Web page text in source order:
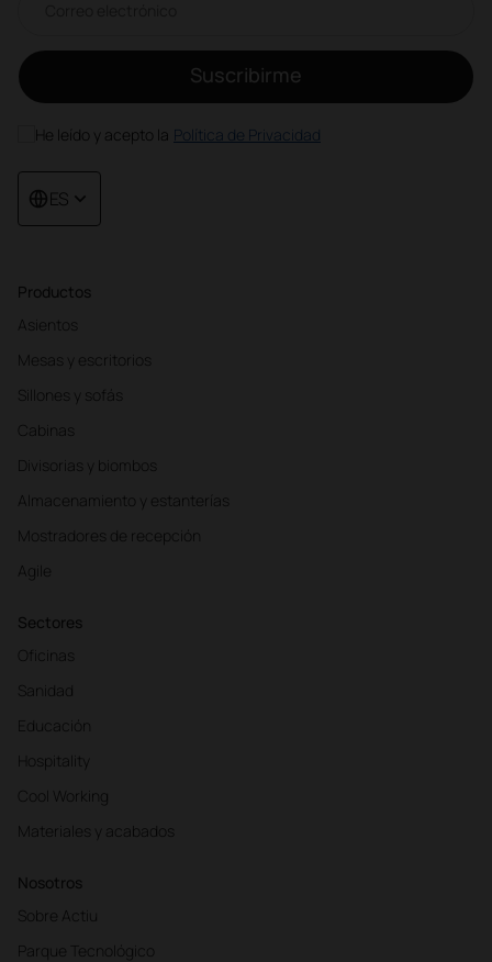
Productos
Asientos
Mesas y escritorios
Sillones y sofás
Cabinas
Divisorias y biombos
Almacenamiento y estanterías
Mostradores de recepción
Agile
Sectores
Oficinas
Sanidad
Educación
Hospitality
Cool Working
Materiales y acabados
Nosotros
Sobre Actiu
Parque Tecnológico
Suscribirme
He leído y acepto la Política de Privacidad
ES